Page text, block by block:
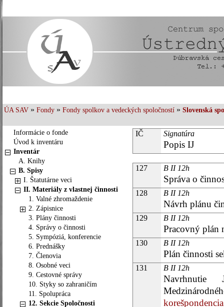
ÚA SAV » Fondy » Fondy spolkov a vedeckých spoločností » Slovenská
Informácie o fonde
Úvod k inventáru
Inventár
A. Knihy
B. Spisy
I. Štatutárne veci
II. Materiály z vlastnej činnosti
1. Valné zhromaždenie
2. Zápisnice
3. Plány činnosti
4. Správy o činnosti
5. Sympóziá, konferencie
6. Prednášky
7. Členovia
8. Osobné veci
9. Cestovné správy
10. Styky so zahraničím
11. Spolupráca
12. Sekcie Spoločnosti
IČ Signatúra
Popis IJ
127 B II 12h
Správa o
128 B II 12h
Návrh plánu
129 B II 12h
Pracovný plán
130 B II 12h
Plán činnosti
131 B II 12h
Navrhnutie